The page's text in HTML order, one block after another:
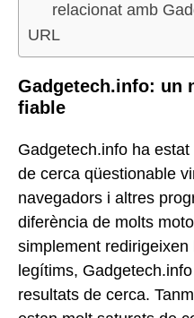
relacionat amb
URL
Gadgetech.info: un
fiable
Gadgetech.info ha
de cerca qüestionable
navegadors i altres
diferència de molts
simplement
legítims,
resultats de cerca.